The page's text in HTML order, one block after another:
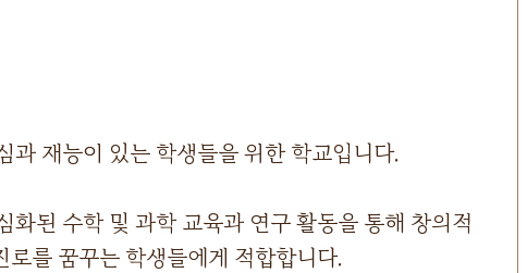
과 재능이 있는 학생들을 위한 학교입니다.
된 수학 및 과학 교육과 연구 활동을 통해 창의적
를 꿈꾸는 학생들에게 적합합니다.